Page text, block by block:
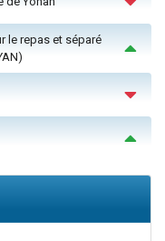
le repas et séparé